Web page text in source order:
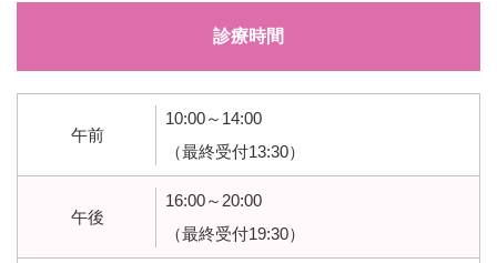
診療時間
午前
10:00～14:00
（最終受付13:30）
午後
16:00～20:00
（最終受付19:30）